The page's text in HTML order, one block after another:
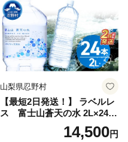
小分け お土産 お取り寄せ グ
ルメ 福岡 九州 福岡県 国産
日本 ふかむし茶 ふかむし 家
庭用 自宅用 ちゃ りょくちゃ
ふかむしちゃ 急須 甘み 川崎
町 送料無料
山梨県忍野村
【最短2日発送！】 ラベルレ
ス 富士山蒼天の水 2L×24本
（4ケース）※離島不可 天然
水 ミネラルウォーター 水 ペ
14,500円